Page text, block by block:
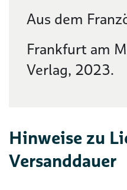
Aus dem
Frankfurt am
Verlag, 2023.
Hinweise zu
Versanddauer